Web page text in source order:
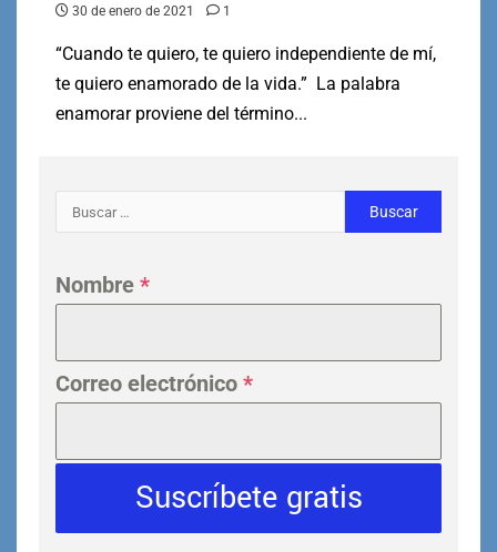
30 de enero de 2021 1
“Cuando te quiero, te quiero independiente de mí,
te quiero enamorado de la vida.” La palabra
enamorar proviene del término...
Nombre *
Correo electrónico *
Suscríbete gratis